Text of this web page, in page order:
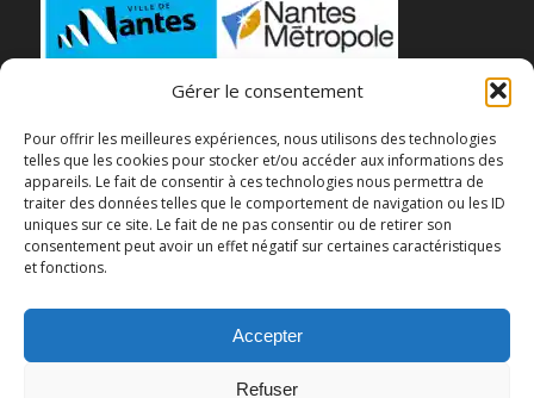
Gérer le consentement
Pour offrir les meilleures expériences, nous utilisons des technologies
telles que les cookies pour stocker et/ou accéder aux informations des
appareils. Le fait de consentir à ces technologies nous permettra de
traiter des données telles que le comportement de navigation ou les ID
uniques sur ce site. Le fait de ne pas consentir ou de retirer son
consentement peut avoir un effet négatif sur certaines caractéristiques
et fonctions.
Accepter
Refuser